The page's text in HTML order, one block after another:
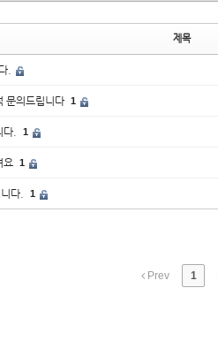
제목
.
문의드립니다 1
. 1
요 1
다. 1
Prev 1